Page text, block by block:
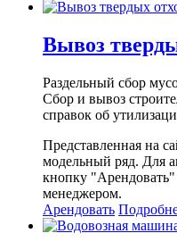
Вывоз
Раздельный сбор
Сбор и вывоз
справок об
Представленная на
модельный ряд. Для
кнопку "Арендовать"
менеджером.
Арендовать